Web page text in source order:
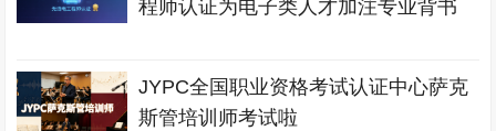
程师认证为电子类人才加注专业背书
JYPC全国职业资格考试认证中心萨克
斯管培训师考试啦